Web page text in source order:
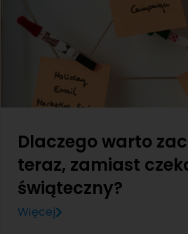
Dlaczego warto
teraz, zamiast
świąteczny?
Więcej